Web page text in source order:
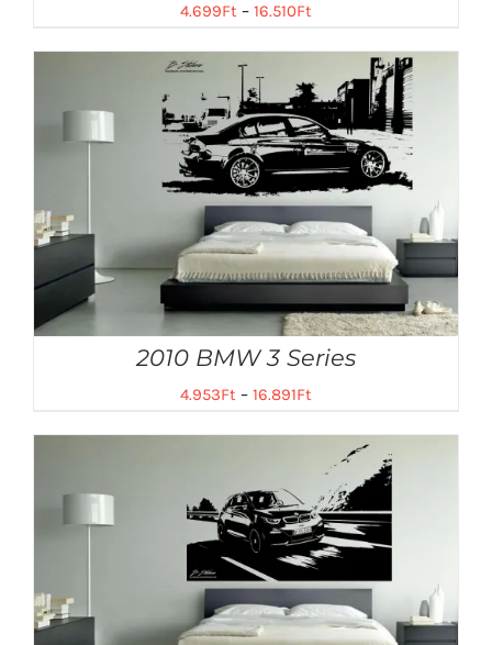
4.699Ft – 16.510Ft
2010 BMW 3 Series
4.953Ft – 16.891Ft